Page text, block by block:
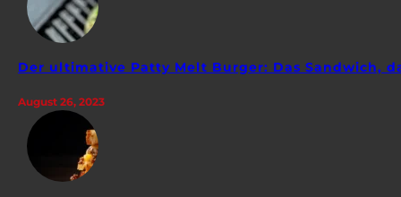
Der ultimative Patty Melt Burger: Das Sandwich,
August 26, 2023